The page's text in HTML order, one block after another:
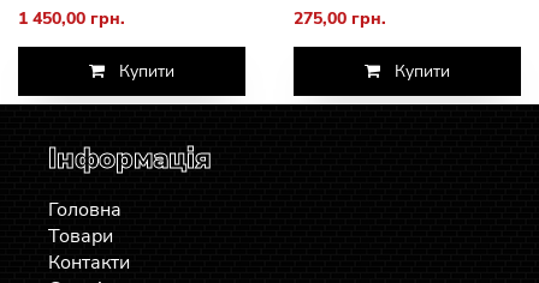
1 450,00 грн.
Купити
275,00 грн.
Купити
Інформація
Головна
Товари
Контакти